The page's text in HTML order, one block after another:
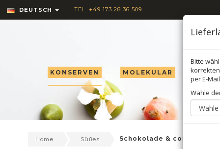
DEUTSCH TEL. +49 173 28 36 509
KONSERVEN MOLEKULAR
Home Süßes Schokolade & couverture
Bitte
per E-
Wähle